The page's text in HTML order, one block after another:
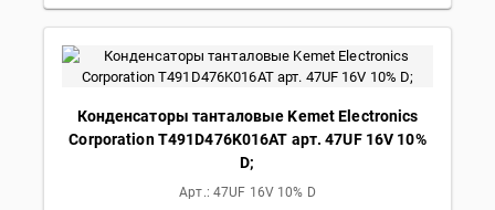
Конденсаторы танталовые Kemet Electronics
Corporation T491D476K016AT арт. 47UF 16V 10%
D;
Арт.: 47UF 16V 10% D